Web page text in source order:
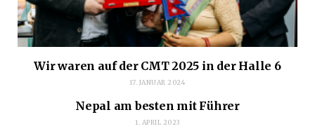
Wir waren auf der CMT 2025 in der Halle 6
17. JANUAR 2024
Nepal am besten mit Führer
1. APRIL 2023